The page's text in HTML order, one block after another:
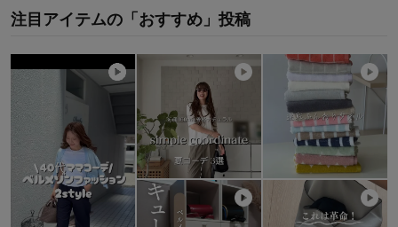
注目アイテムの「おすすめ」投稿